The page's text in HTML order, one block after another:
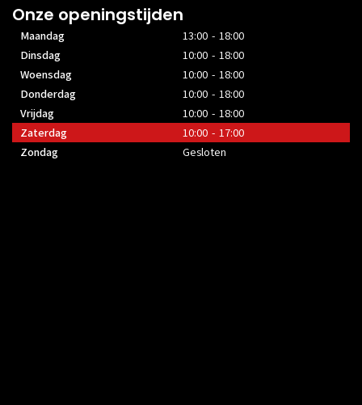
Onze openingstijden
Maandag
13:00 - 18:00
Dinsdag
10:00 - 18:00
Woensdag
10:00 - 18:00
Donderdag
10:00 - 18:00
Vrijdag
10:00 - 18:00
Zaterdag
10:00 - 17:00
Zondag
Gesloten